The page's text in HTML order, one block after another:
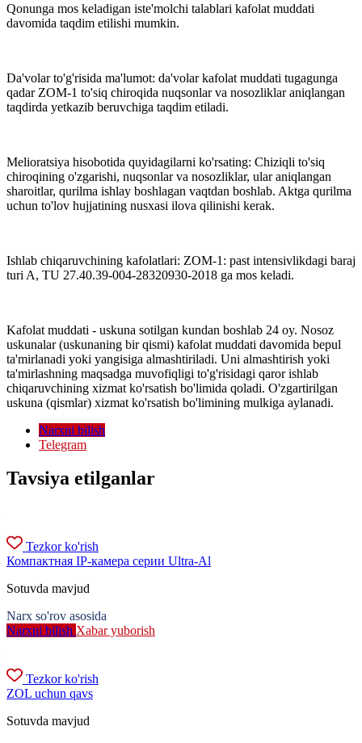
Qonunga mos keladigan iste'molchi talablari kafolat muddati
davomida taqdim etilishi mumkin.
Da'volar to'g'risida ma'lumot: da'volar kafolat muddati tugagunga
qadar ZOM-1 to'siq chiroqida nuqsonlar va nosozliklar aniqlangan
taqdirda yetkazib beruvchiga taqdim etiladi.
Melioratsiya hisobotida quyidagilarni ko'rsating: Chiziqli to'siq
chiroqining o'zgarishi, nuqsonlar va nosozliklar, ular aniqlangan
sharoitlar, qurilma ishlay boshlagan vaqtdan boshlab. Aktga qurilma
uchun to'lov hujjatining nusxasi ilova qilinishi kerak.
Ishlab chiqaruvchining kafolatlari: ZOM-1: past intensivlikdagi baraj
turi A, TU 27.40.39-004-28320930-2018 ga mos keladi.
Kafolat muddati - uskuna sotilgan kundan boshlab 24 oy. Nosoz
uskunalar (uskunaning bir qismi) kafolat muddati davomida bepul
ta'mirlanadi yoki yangisiga almashtiriladi. Uni almashtirish yoki
ta'mirlashning maqsadga muvofiqligi to'g'risidagi qaror ishlab
chiqaruvchining xizmat ko'rsatish bo'limida qoladi. O'zgartirilgan
uskuna (qismlar) xizmat ko'rsatish bo'limining mulkiga aylanadi.
Narxni bilish
Telegram
Tavsiya etilganlar
Tezkor ko'rish
Компактная IP-камера серии Ultra-Al
Sotuvda mavjud
Narx so'rov asosida
Narxni bilish Xabar yuborish
Tezkor ko'rish
ZOL uchun qavs
Sotuvda mavjud